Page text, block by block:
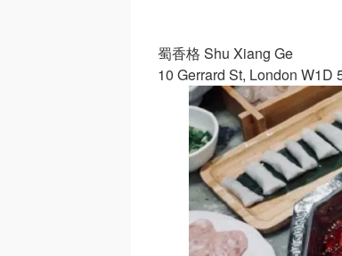
蜀香格 Shu Xiang Ge
10 Gerrard St, London W1D